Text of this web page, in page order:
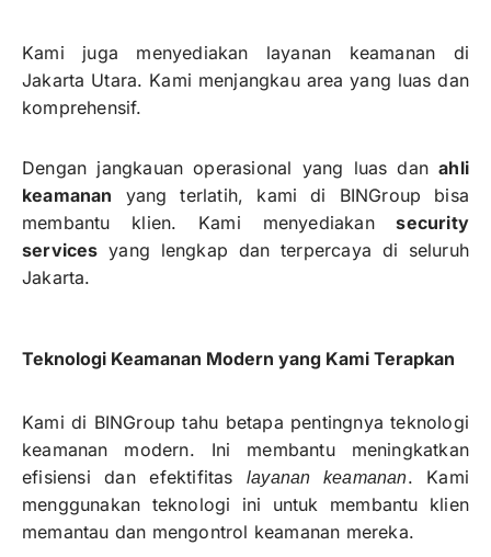
Kami juga menyediakan layanan keamanan di
Jakarta Utara. Kami menjangkau area yang luas dan
komprehensif.
Dengan jangkauan operasional yang luas danahli
keamanan yang terlatih, kami di BINGroup bisa
membantu klien. Kami menyediakansecurity
services yang lengkap dan terpercaya di seluruh
Jakarta.
Teknologi Keamanan Modern yang Kami Terapkan
Kami di BINGroup tahu betapa pentingnya teknologi
keamanan modern. Ini membantu meningkatkan
efisiensi dan efektifitaslayanan keamanan. Kami
menggunakan teknologi ini untuk membantu klien
memantau dan mengontrol keamanan mereka.